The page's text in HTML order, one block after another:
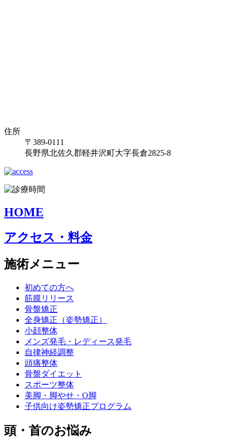
住所
〒389-0111
長野県北佐久郡軽井沢町大字長倉2825-8
HOME
アクセス・料金
施術メニュー
初めての方へ
筋膜リリース
骨盤矯正
全身矯正（姿勢矯正）
小顔整体
メンズ発毛・レディース発毛
自律神経調整
頭痛整体
骨盤ダイエット
スポーツ整体
美脚・脚やせ・O脚
子供向け姿勢矯正プログラム
頭・首のお悩み